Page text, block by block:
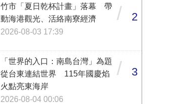
竹市「夏日乾杯計畫」落幕 帶
動海港觀光、活絡南寮經濟
2026-08-03 17:39
/ 2
「世界的入口：南島台灣」為題
從台東連結世界 115年國慶焰
火點亮東海岸
2026-08-04 00:06
/ 3